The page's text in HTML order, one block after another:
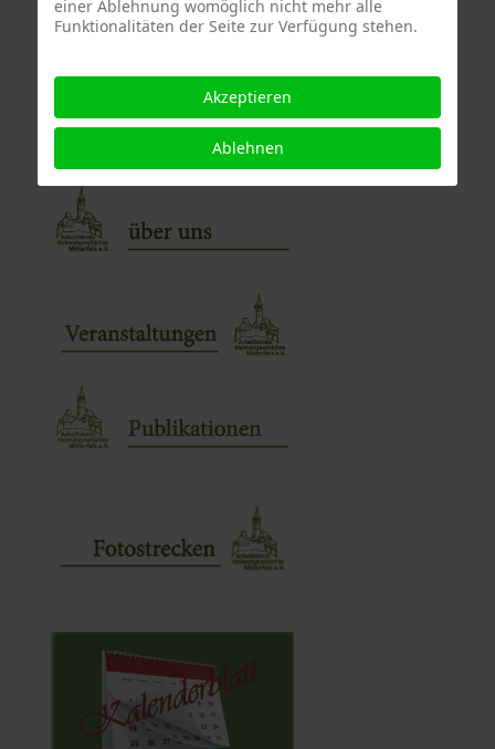
einer Ablehnung womöglich nicht mehr alle
Funktionalitäten der Seite zur Verfügung stehen.
Akzeptieren
Ablehnen